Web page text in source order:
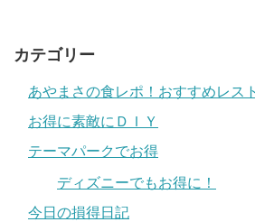
カテゴリー
あやまさの食レポ！おすすめレス
お得に素敵にＤＩＹ
テーマパークでお得
ディズニーでもお得に！
今日の損得日記